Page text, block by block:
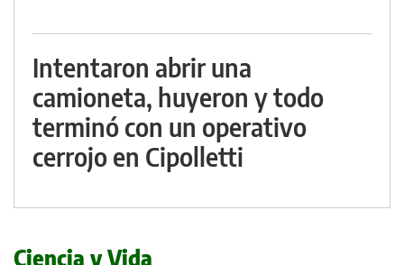
Intentaron abrir una
camioneta, huyeron y todo
terminó con un operativo
cerrojo en Cipolletti
Ciencia y Vida